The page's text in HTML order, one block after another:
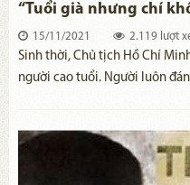
“Tuổi già nhưng chí
15/11/2021 2.119 lượt
Sinh thời, Chủ tịch Hồ Chí
người cao tuổi. Người luôn
cao tuổi Việt Nam những tình